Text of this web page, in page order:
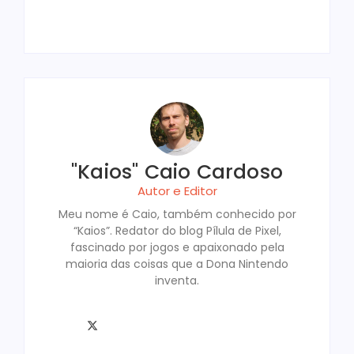
"Kaios" Caio Cardoso
Autor e Editor
Meu nome é Caio, também conhecido por
“Kaios”. Redator do blog Pílula de Pixel,
fascinado por jogos e apaixonado pela
maioria das coisas que a Dona Nintendo
inventa.